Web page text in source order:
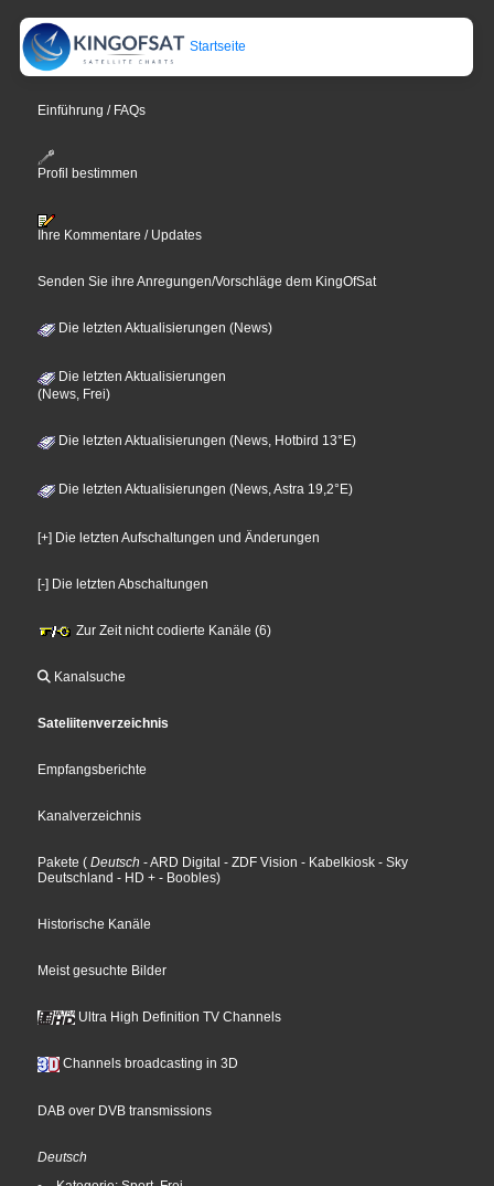
Startseite
Einführung / FAQs
Profil bestimmen
Ihre Kommentare / Updates
Senden Sie ihre Anregungen/Vorschläge dem KingOfSat
Die letzten Aktualisierungen (News)
Die letzten Aktualisierungen
(News, Frei)
Die letzten Aktualisierungen (News, Hotbird 13°E)
Die letzten Aktualisierungen (News, Astra 19,2°E)
[+] Die letzten Aufschaltungen und Änderungen
[-] Die letzten Abschaltungen
Zur Zeit nicht codierte Kanäle (6)
Kanalsuche
Sateliitenverzeichnis
Empfangsberichte
Kanalverzeichnis
Pakete ( Deutsch - ARD Digital - ZDF Vision - Kabelkiosk - Sky
Deutschland - HD + - Boobles)
Historische Kanäle
Meist gesuchte Bilder
Ultra High Definition TV Channels
Channels broadcasting in 3D
DAB over DVB transmissions
Deutsch